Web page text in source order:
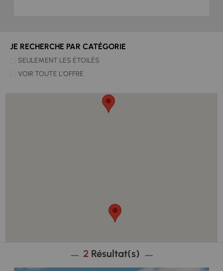
JE RECHERCHE PAR CATÉGORIE
SEULEMENT LES ÉTOILÉS
VOIR TOUTE L'OFFRE
2 Résultat(s)